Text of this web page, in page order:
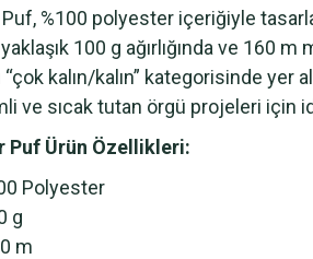
%100 polyester içeriğiyle
100 g ağırlığında ve 160 m
“çok kalın/kalın” kategorisinde yer
ve sıcak tutan örgü projeleri için
Puf Ürün Özellikleri:
Polyester
g
m